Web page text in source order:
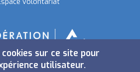
sur ce site pour
utilisateur.